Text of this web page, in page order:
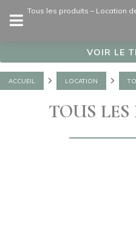
Tous les produits – Location
VOIR LE
ACCUEIL LOCATION
TOUS
Panneau de gestion des cookies